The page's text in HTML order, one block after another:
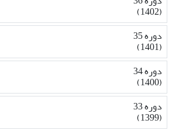
(1402)
دوره 35
(1401)
دوره 34
(1400)
دوره 33
(1399)